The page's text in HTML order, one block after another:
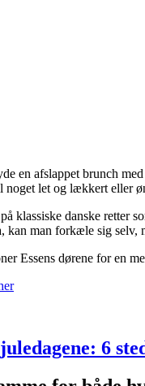
en afslappet brunch
noget let og lækkert eller
klassiske danske retter
kan man forkæle sig selv,
Essens dørene for en
6